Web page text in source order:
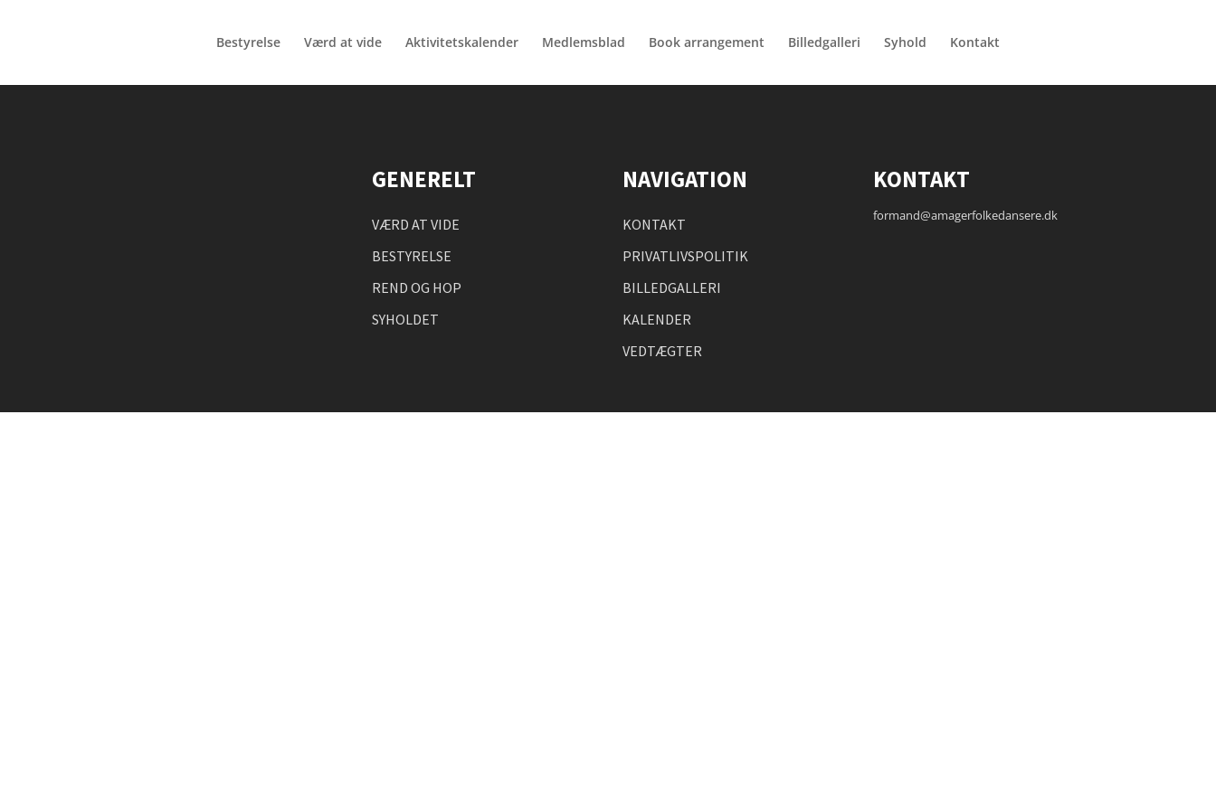
Bestyrelse Værd at vide Aktivitetskalender Medlemsblad Book arrangement Billedgalleri Syhold Kontakt
GENERELT
VÆRD AT VIDE
BESTYRELSE
REND OG HOP
SYHOLDET
NAVIGATION
KONTAKT
PRIVATLIVSPOLITIK
BILLEDGALLERI
KALENDER
VEDTÆGTER
KONTAKT
formand@amagerfolkedansere.dk